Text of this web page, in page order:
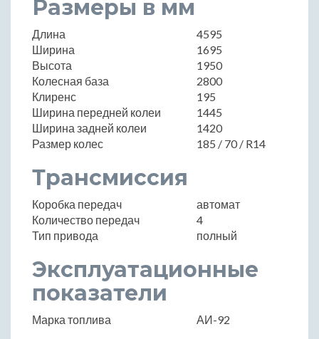
Размеры в мм
Длина
4595
Ширина
1695
Высота
1950
Колесная база
2800
Клиренс
195
Ширина передней колеи
1445
Ширина задней колеи
1420
Размер колес
185 / 70 / R14
Трансмиссия
Коробка передач
автомат
Количество передач
4
Тип привода
полный
Эксплуатационные
показатели
Марка топлива АИ-92